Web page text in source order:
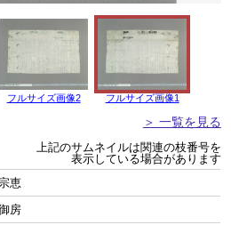
フルサイズ画像2 フルサイズ画像1
＞ 一覧を見る
上記のサムネイルは関連の枝番号を
表示している場合があります
恵
房